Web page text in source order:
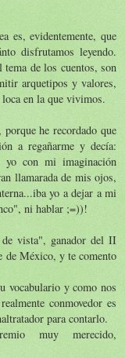
es, evidentemente, que
disfrutamos leyendo.
de los cuentos, son
arquetipos y valores,
en la que vivimos.
he recordado que
a regañarme y decía:
con mi imaginación
llamarada de mis ojos,
yo a dejar a mi
ni hablar ;=))!
vista", ganador del II
de México, y te comento
vocabulario y como nos
conmovedor es
para contarlo.
muy merecido,